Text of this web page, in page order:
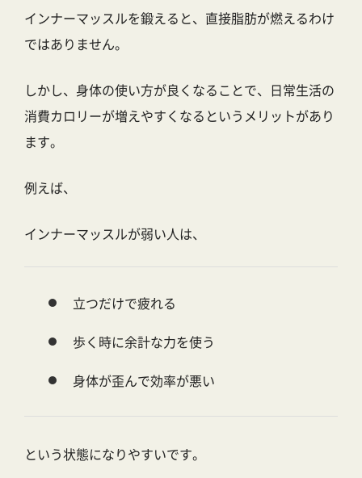
インナーマッスルを鍛えると、直接脂肪が燃えるわけ
ではありません。
しかし、身体の使い方が良くなることで、 日常生活の
消費カロリーが増えやすくなる というメリットがあり
ます。
例えば、
インナーマッスルが弱い人は、
立つだけで疲れる
歩く時に余計な力を使う
身体が歪んで効率が悪い
という状態になりやすいです。